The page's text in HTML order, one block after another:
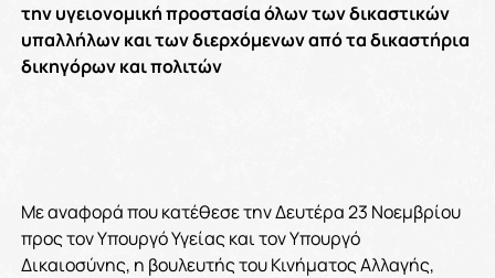
την υγειονομική προστασία όλων των δικαστικών
υπαλλήλων και των διερχόμενων από τα δικαστήρια
δικηγόρων και πολιτών
Με αναφορά που κατέθεσε την Δευτέρα 23 Νοεμβρίου
προςτον Υπουργό Υγείας και τον Υπουργό
Δικαιοσύνης, η βουλευτής του Κινήματος Αλλαγής,